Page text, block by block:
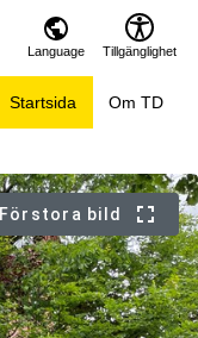
Language Tillgänglighet
Startsida Om TD
Förstora bild